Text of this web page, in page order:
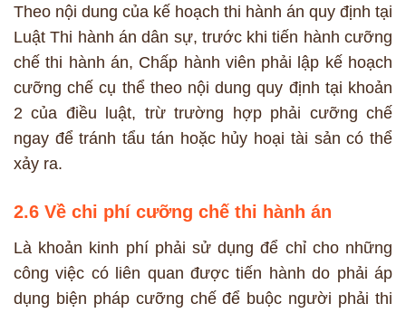
Theo nội dung của kế hoạch thi hành án quy định tại
Luật Thi hành án dân sự, trước khi tiến hành cưỡng
chế thi hành án, Chấp hành viên phải lập kế hoạch
cưỡng chế cụ thể theo nội dung quy định tại khoản
2 của điều luật, trừ trường hợp phải cưỡng chế
ngay để tránh tẩu tán hoặc hủy hoại tài sản có thể
xảy ra.
2.6 Về chi phí cưỡng chế thi hành án
Là khoản kinh phí phải sử dụng để chỉ cho những
công việc có liên quan được tiến hành do phải áp
dụng biện pháp cưỡng chế để buộc người phải thi